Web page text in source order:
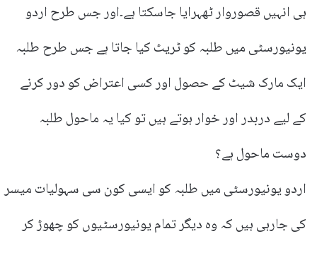
ہی انہیں قصوروار ٹھہرایا جاسکتا ہے۔اور جس طرح اردو
یونیورسٹی میں طلبہ کو ٹریٹ کیا جاتا ہے جس طرح طلبہ
ایک مارک شیٹ کے حصول اور کسی اعتراض کو دور کرنے
کے لیے دربدر اور خوار ہوتے ہیں تو کیا یہ ماحول طلبہ
دوست ماحول ہے؟
اردو یونیورسٹی میں طلبہ کو ایسی کون سی سہولیات میسر
کی جارہی ہیں کہ وہ دیگر تمام یونیورسٹیوں کو چھوڑ کر